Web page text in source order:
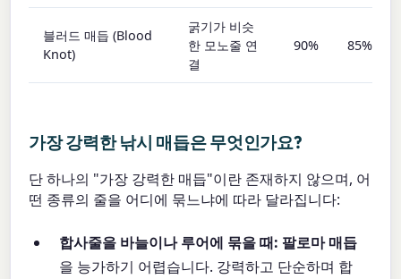
블러드 매듭 (Blood
Knot)
굵기가 비슷
한 모노줄 연
결
90% 85%
가장 강력한 낚시 매듭은 무엇인가요?
단 하나의 "가장 강력한 매듭"이란 존재하지 않으며, 어
떤 종류의 줄을 어디에 묶느냐에 따라 달라집니다:
합사줄을 바늘이나 루어에 묶을 때: 팔로마 매듭
을 능가하기 어렵습니다. 강력하고 단순하며 합